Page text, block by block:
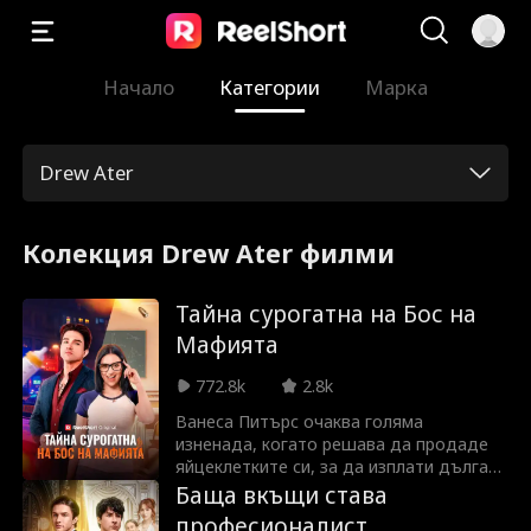
Начало Категории Марка
Drew Ater
Колекция Drew Ater филми
Тайна сурогатна на Бос на
Мафията
772.8k
2.8k
Ванеса Питърс очаква голяма
изненада, когато решава да продаде
яйцеклетките си, за да изплати дълга
на приятеля си... но остава бременна
вследствие на клинична грешка. След
Баща вкъщи става